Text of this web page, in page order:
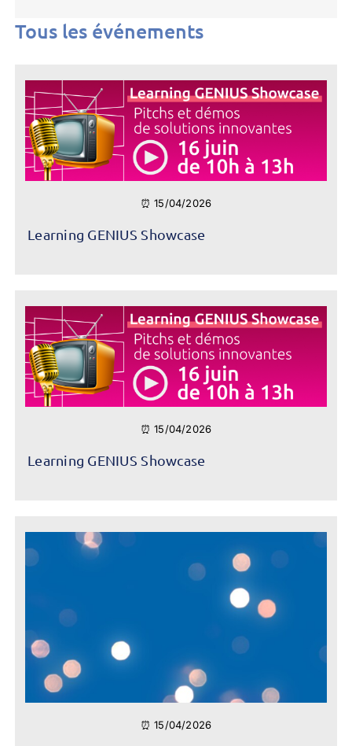
Tous les événements
⏰ 15/04/2026
Learning GENIUS Showcase
⏰ 15/04/2026
Learning GENIUS Showcase
⏰ 15/04/2026